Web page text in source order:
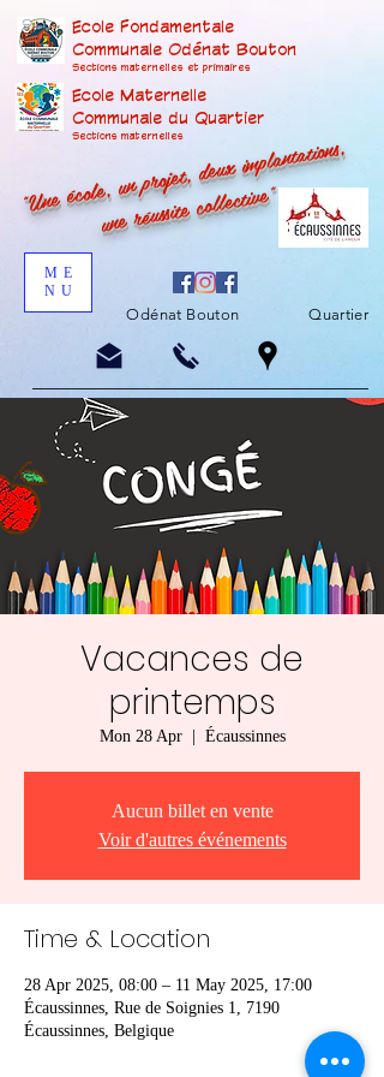
Ecole Fondamentale
Communale Odénat Bouton
Sections maternelles et primaires
Ecole Maternelle
Communale du Quartier
Sections maternelles
"Une école, un projet, deux implantations,
une réussite collective"
ME
NU
Odénat Bouton Quartier
Vacances de
printemps
Mon 28 Apr
  |
Écaussinnes
Aucun billet en vente
Voir d'autres événements
Time & Location
28 Apr 2025, 08:00 – 11 May 2025, 17:00
Écaussinnes, Rue de Soignies 1, 7190
Écaussinnes, Belgique